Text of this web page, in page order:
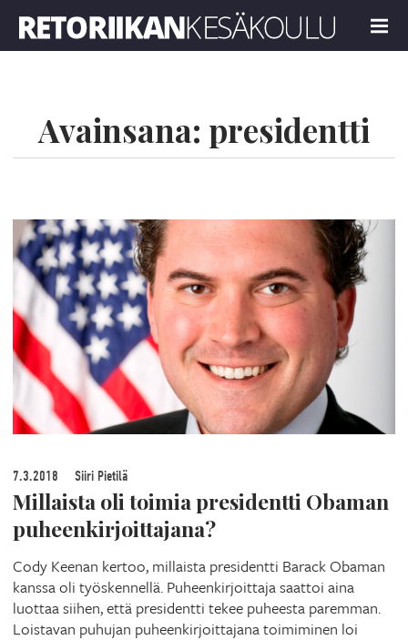
MENU
Avainsana: presidentti
7.3.2018 Siiri Pietilä
Millaista oli toimia presidentti Obaman
puheenkirjoittajana?
Cody Keenan kertoo, millaista presidentti Barack Obaman
kanssa oli työskennellä. Puheenkirjoittaja saattoi aina
luottaa siihen, että presidentti tekee puheesta paremman.
Loistavan puhujan puheenkirjoittajana toimiminen loi